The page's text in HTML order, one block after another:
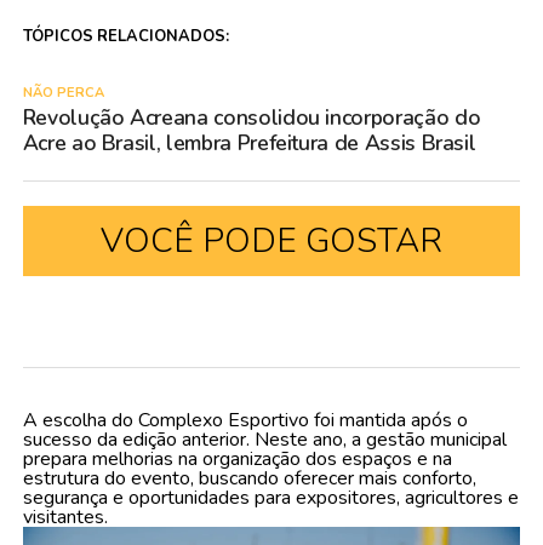
TÓPICOS RELACIONADOS:
NÃO PERCA
Revolução Acreana consolidou incorporação do
Acre ao Brasil, lembra Prefeitura de Assis Brasil
VOCÊ PODE GOSTAR
A escolha do Complexo Esportivo foi mantida após o
sucesso da edição anterior. Neste ano, a gestão municipal
prepara melhorias na organização dos espaços e na
estrutura do evento, buscando oferecer mais conforto,
segurança e oportunidades para expositores, agricultores e
visitantes.